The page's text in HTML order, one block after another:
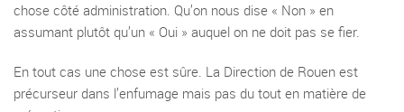
chose côté administration. Qu’on nous dise « Non » en
assumant plutôt qu’un « Oui » auquel on ne doit pas se fier.
En tout cas une chose est sûre. La Direction de Rouen est
précurseur dans l’enfumage mais pas du tout en matière de